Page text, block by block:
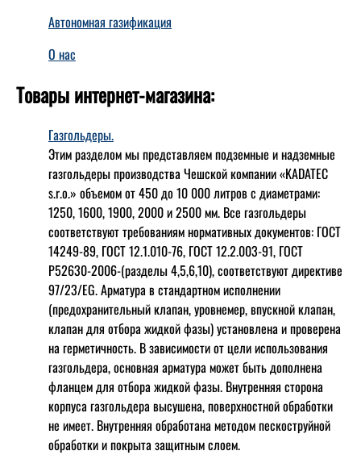
Автономная газификация
О нас
Товары интернет-магазина:
Газгольдеры.
Этим разделом мы представляем подземные и надземные
газгольдеры производства Чешской компании «KADATEC
s.r.o.» объемом от 450 до 10 000 литров с диаметрами:
1250, 1600, 1900, 2000 и 2500 мм. Все газгольдеры
соответствуют требованиям нормативных документов: ГОСТ
14249-89, ГОСТ 12.1.010-76, ГОСТ 12.2.003-91, ГОСТ
Р52630-2006-(разделы 4,5,6,10), соответствуют директиве
97/23/EG. Арматура в стандартном исполнении
(предохранительный клапан, уровнемер, впускной клапан,
клапан для отбора жидкой фазы) установлена и проверена
на герметичность. В зависимости от цели использования
газгольдера, основная арматура может быть дополнена
фланцем для отбора жидкой фазы. Внутренняя сторона
корпуса газгольдера высушена, поверхностной обработки
не имеет. Внутренняя обработана методом пескоструйной
обработки и покрыта защитным слоем.